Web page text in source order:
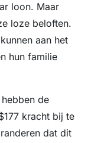
loon. Maar
loze beloften.
aan het
hun familie
de
kracht bij te
dat dit